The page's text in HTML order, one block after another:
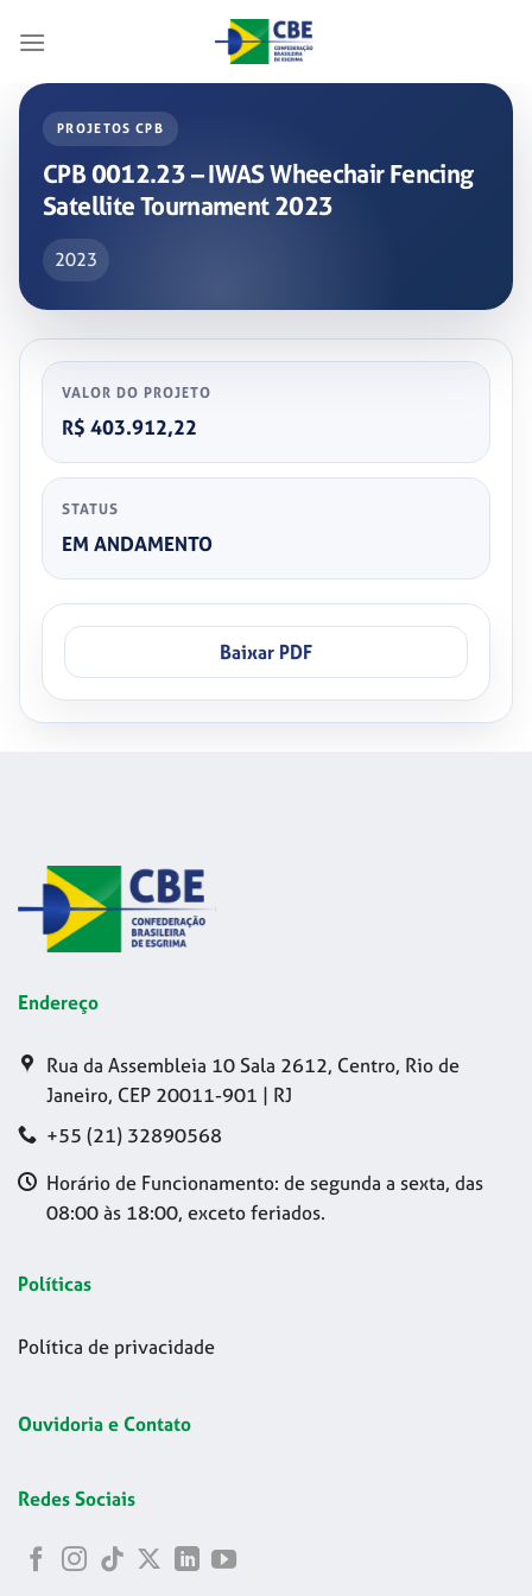
PROJETOS CPB
CPB 0012.23 – IWAS Wheechair Fencing
Satellite Tournament 2023
2023
VALOR DO PROJETO
R$ 403.912,22
STATUS
EM ANDAMENTO
Baixar PDF
Endereço
Rua da Assembleia 10 Sala 2612, Centro, Rio de
Janeiro, CEP 20011-901 | RJ
+55 (21) 32890568
Horário de Funcionamento: de segunda a sexta, das
08:00 às 18:00, exceto feriados.
Políticas
Política de privacidade
Ouvidoria e Contato
Redes Sociais